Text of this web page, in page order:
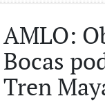
AMLO:
Bocas
Tren